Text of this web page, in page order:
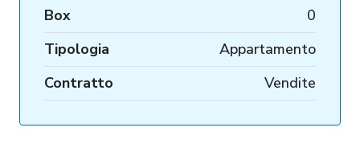
Box
0
Tipologia
Appartamento
Contratto
Vendite